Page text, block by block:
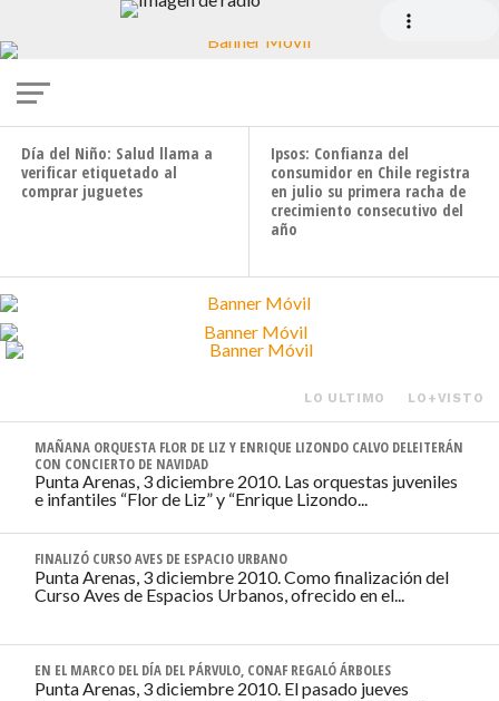
Magallanes
Día del Niño: Salud llama a
verificar etiquetado al
comprar juguetes
Ipsos: Confianza del
consumidor en Chile registra
en julio su primera racha de
crecimiento consecutivo del
año
LO ULTIMO LO+VISTO
MAÑANA ORQUESTA FLOR DE LIZ Y ENRIQUE LIZONDO CALVO DELEITERÁN
CON CONCIERTO DE NAVIDAD
Punta Arenas, 3 diciembre 2010. Las orquestas juveniles
e infantiles “Flor de Liz” y “Enrique Lizondo...
FINALIZÓ CURSO AVES DE ESPACIO URBANO
Punta Arenas, 3 diciembre 2010. Como finalización del
Curso Aves de Espacios Urbanos, ofrecido en el...
EN EL MARCO DEL DÍA DEL PÁRVULO, CONAF REGALÓ ÁRBOLES
Punta Arenas, 3 diciembre 2010. El pasado jueves